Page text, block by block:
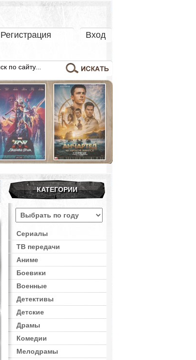
Регистрация Вход
КАТЕГОРИИ
Сериалы
ТВ передачи
Аниме
Боевики
Военные
Детективы
Детские
Драмы
Комедии
Мелодрамы